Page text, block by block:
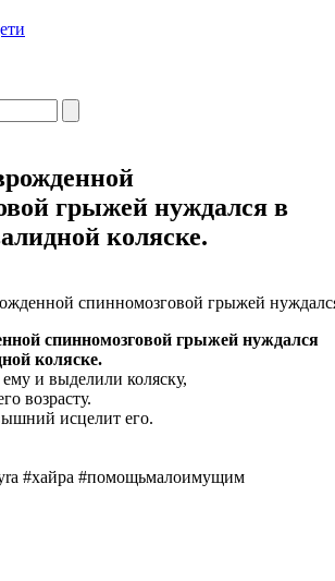
грыжей нуждался в
коляске.
спинномозговой грыжей
спинномозговой грыжей нуждался
коляске.
и выделили коляску,
возрасту.
исцелит его.
#хайра #помощьмалоимущим